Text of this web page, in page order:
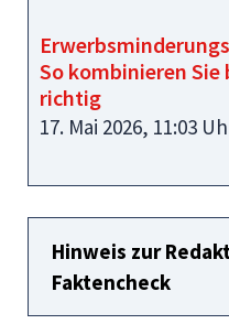
So kombinieren Sie
richtig
17. Mai 2026, 11:03
Hinweis zur
Faktencheck